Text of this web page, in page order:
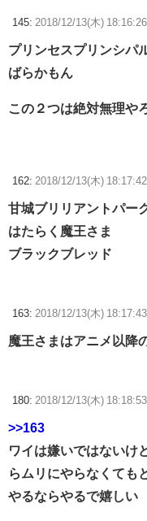
145: 2018/12/13(木)
プリンセスプリンシパ
ばらかもん
この２つは絶対無理や
162: 2018/12/13(木)
甘城ブリリアントパー
はたらく魔王さま
ブラックブレッド
163: 2018/12/13(木)
魔王さまはアニメ以降
180: 2018/12/13(木)
>>163
ワイは嫌いではないけ
らムリにやらなくても
やるならやるで嬉しい